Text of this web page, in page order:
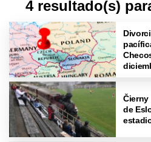
4 resultado(s)
Čierny
de